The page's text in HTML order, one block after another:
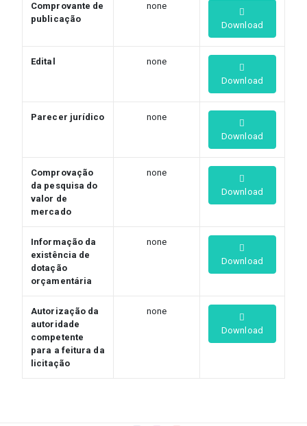
Comprovante de
publicação
none
Download
Edital
none
Download
Parecer jurídico
none
Download
Comprovação
da pesquisa do
valor de
mercado
none
Download
Informação da
existência de
dotação
orçamentária
none
Download
Autorização da
autoridade
competente
para a feitura da
licitação
none
Download